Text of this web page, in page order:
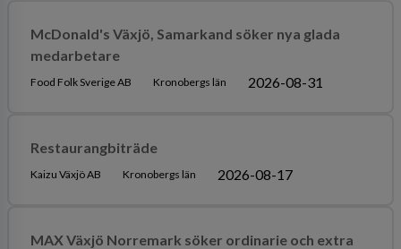
McDonald's Växjö, Samarkand söker nya glada
medarbetare
Food Folk Sverige AB Kronobergs län 2026-08-31
Restaurangbiträde
Kaizu Växjö AB Kronobergs län 2026-08-17
MAX Växjö Norremark söker ordinarie och extra